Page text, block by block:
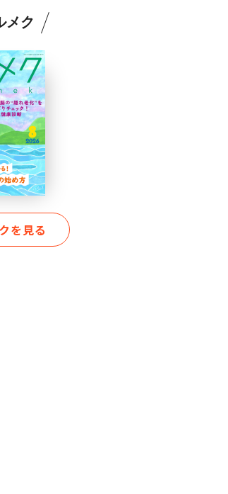
メク
を見る